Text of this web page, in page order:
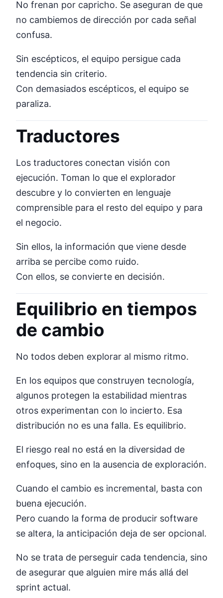
No frenan por capricho. Se aseguran de que
no cambiemos de dirección por cada señal
confusa.
Sin escépticos, el equipo persigue cada
tendencia sin criterio.
Con demasiados escépticos, el equipo se
paraliza.
Traductores
Los traductores conectan visión con
ejecución. Toman lo que el explorador
descubre y lo convierten en lenguaje
comprensible para el resto del equipo y para
el negocio.
Sin ellos, la información que viene desde
arriba se percibe como ruido.
Con ellos, se convierte en decisión.
Equilibrio en tiempos
de cambio
No todos deben explorar al mismo ritmo.
En los equipos que construyen tecnología,
algunos protegen la estabilidad mientras
otros experimentan con lo incierto. Esa
distribución no es una falla. Es equilibrio.
El riesgo real no está en la diversidad de
enfoques, sino en la ausencia de exploración.
Cuando el cambio es incremental, basta con
buena ejecución.
Pero cuando la forma de producir software
se altera, la anticipación deja de ser opcional.
No se trata de perseguir cada tendencia, sino
de asegurar que alguien mire más allá del
sprint actual.